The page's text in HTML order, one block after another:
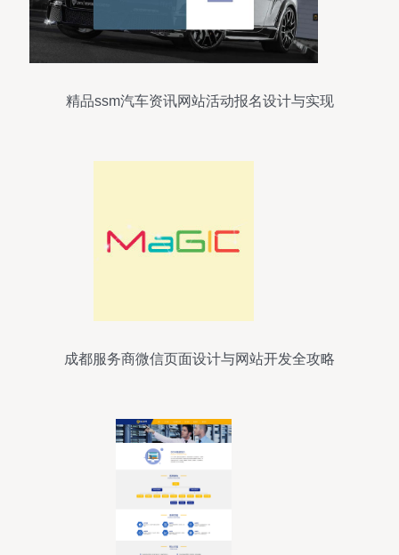
精品ssm汽车资讯网站活动报名设计与实现
成都服务商微信页面设计与网站开发全攻略